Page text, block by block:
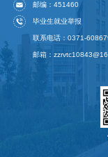
邮编：451460
毕业生就业举报
联系电话：0371-
邮箱：